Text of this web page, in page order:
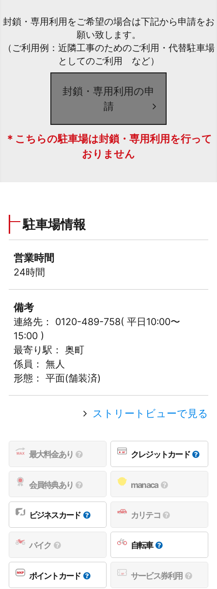
封鎖・専用利用をご希望の場合は下記から申請をお
願い致します。
（ご利用例：近隣工事のためのご利用・代替駐車場
としてのご利用 など）
封鎖・専用利用の申
請
＊こちらの駐車場は封鎖・専用利用を行って
おりません
駐車場情報
営業時間
24時間
備考
連絡先： 0120-489-758( 平日10:00〜
15:00 )
最寄り駅： 奥町
係員： 無人
形態： 平面(舗装済)
ストリートビューで見る
最大料金あり クレジットカード
会員特典あり manaca
ビジネスカード カリテコ
バイク 自転車
ポイントカード サービス券利用